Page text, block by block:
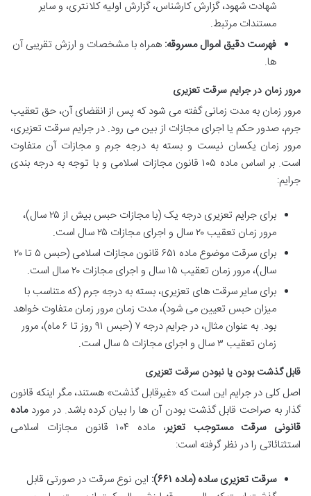
شهادت شهود، گزارش کارشناس، گزارش اولیه کلانتری، و سایر
مستندات مرتبط.
فهرست دقیق اموال مسروقه: همراه با مشخصات و ارزش تقریبی آن
ها.
مرور زمان در جرایم سرقت تعزیری
مرور زمان به مدت زمانی گفته می شود که پس از انقضای آن، حق تعقیب
جرم، صدور حکم یا اجرای مجازات از بین می رود. در جرایم سرقت تعزیری،
مرور زمان یکسان نیست و بسته به درجه جرم و مجازات آن متفاوت
است. بر اساس ماده ۱۰۵ قانون مجازات اسلامی و با توجه به درجه بندی
جرایم:
برای جرایم تعزیری درجه یک (با مجازات حبس بیش از ۲۵ سال)،
مرور زمان تعقیب ۲۰ سال و اجرای مجازات ۲۵ سال است.
برای سرقت موضوع ماده ۶۵۱ قانون مجازات اسلامی (حبس ۵ تا ۲۰
سال)، مرور زمان تعقیب ۱۵ سال و اجرای مجازات ۲۰ سال است.
برای سایر سرقت های تعزیری، بسته به درجه جرم (که متناسب با
میزان حبس تعیین می شود)، مدت زمان مرور زمان متفاوت خواهد
بود. به عنوان مثال، در جرایم درجه ۷ (حبس ۹۱ روز تا ۶ ماه)، مرور
زمان تعقیب ۳ سال و اجرای مجازات ۵ سال است.
قابل گذشت بودن یا نبودن سرقت تعزیری
اصل کلی در جرایم این است که «غیرقابل گذشت» هستند، مگر اینکه قانون
گذار به صراحت قابل گذشت بودن آن ها را بیان کرده باشد. در موردماده
قانونی سرقت مستوجب تعزیر
، ماده ۱۰۴ قانون مجازات اسلامی
استثنائاتی را در نظر گرفته است:
سرقت تعزیری ساده (ماده ۶۶۱):
این نوع سرقت در صورتی قابل